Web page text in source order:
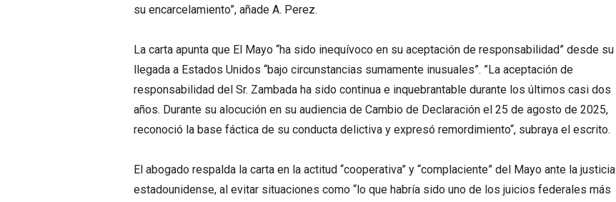
su encarcelamiento”, añade A. Perez.
La carta apunta que El Mayo “ha sido inequívoco en su aceptación de responsabilidad” desde su
llegada a Estados Unidos “bajo circunstancias sumamente inusuales”. ”La aceptación de
responsabilidad del Sr. Zambada ha sido continua e inquebrantable durante los últimos casi dos
años. Durante su alocución en su audiencia de Cambio de Declaración el 25 de agosto de 2025,
reconoció la base fáctica de su conducta delictiva y expresó remordimiento“, subraya el escrito.
El abogado respalda la carta en la actitud “cooperativa” y “complaciente” del Mayo ante la justicia
estadounidense, al evitar situaciones como “lo que habría sido uno de los juicios federales más